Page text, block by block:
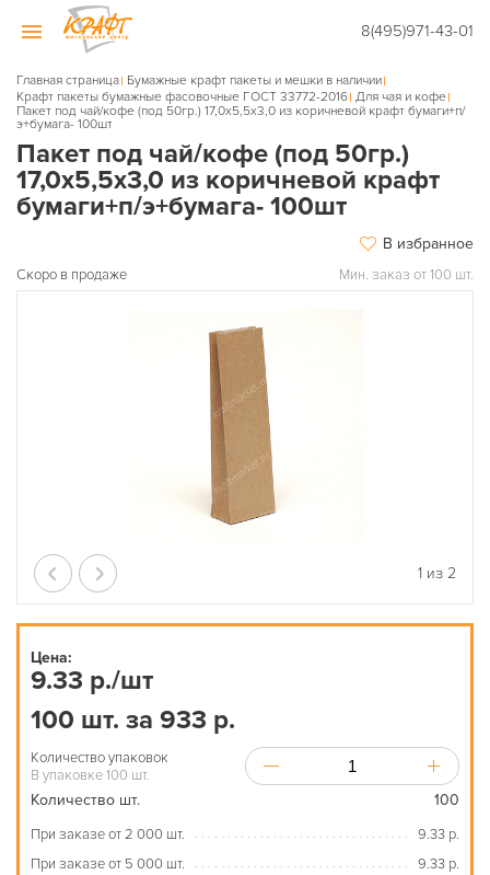
8(495)971-43-01
Главная страница Бумажные крафт пакеты и мешки в наличии
Крафт пакеты бумажные фасовочные ГОСТ 33772-2016 Для чая и кофе
Пакет под чай/кофе (под 50гр.) 17,0х5,5х3,0 из коричневой крафт бумаги+п/
э+бумага- 100шт
Пакет под чай/кофе (под 50гр.)
17,0х5,5х3,0 из коричневой крафт
бумаги+п/э+бумага- 100шт
В избранное
Скоро в продаже Мин. заказ от 100 шт.
1 из 2
Цена:
9.33 р./шт
100 шт. за 933 р.
Количество упаковок
В упаковке 100 шт.
Количество шт. 100
При заказе от 2 000 шт.
9.33 р.
При заказе от 5 000 шт.
9.33 р.